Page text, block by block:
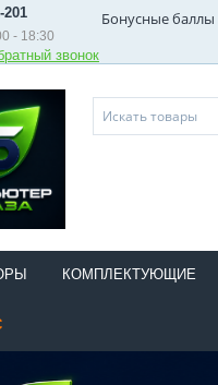
201
- 18:30
звонок
Бонусные баллы
КОМПЛЕКТУЮЩИЕ